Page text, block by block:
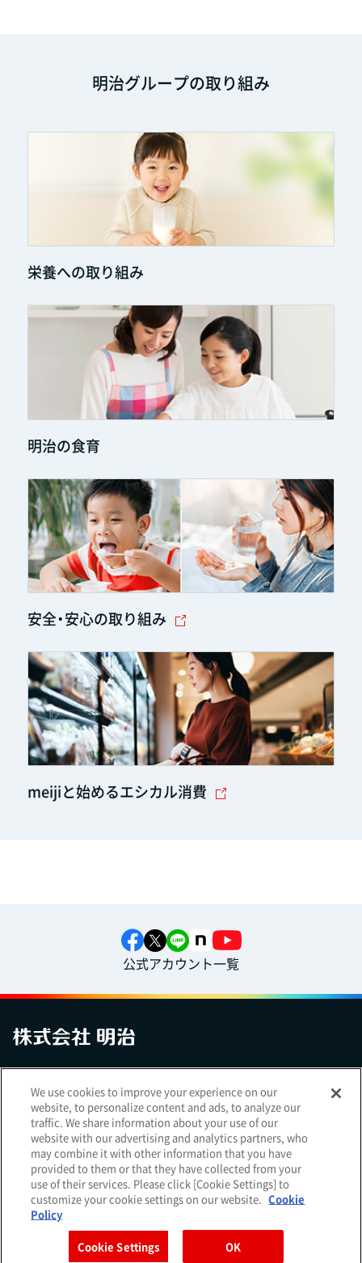
明治グループの取り組み
栄養への取り組み
明治の食育
安全・安心の取り組み
meijiと始めるエシカル消費
公式アカウント一覧
アクセシビリティへの対応方針ご利用規約明治グループのDX
Cookie Settings
明治ホールディングス株式会社 （ EN ｜簡体 ）
Meiji Seika ファルマ株式会社
Copyright Meiji Co., Ltd. All Rights Reserved.
We use cookies to improve your experience on our
website, to personalize content and ads, to analyze our
traffic. We share information about your use of our
website with our advertising and analytics partners, who
may combine it with other information that you have
provided to them or that they have collected from your
use of their services. Please click [Cookie Settings] to
customize your cookie settings on our website. Cookie
Policy
Cookie Settings OK